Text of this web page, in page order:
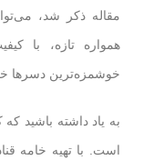
مقاله ذکر شد،
همواره تازه، با
خوشمزه‌ترین دسرها
به یاد داشته باشید
است. با تهیه خامه